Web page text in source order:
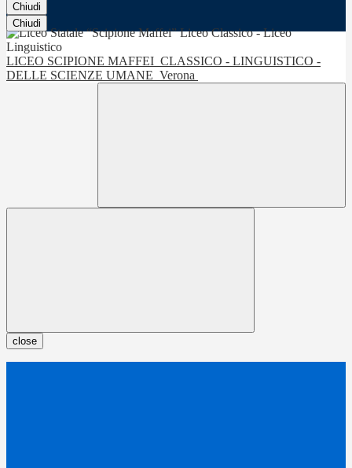
Chiudi
Chiudi
LICEO SCIPIONE MAFFEI CLASSICO - LINGUISTICO -
DELLE SCIENZE UMANE Verona
close